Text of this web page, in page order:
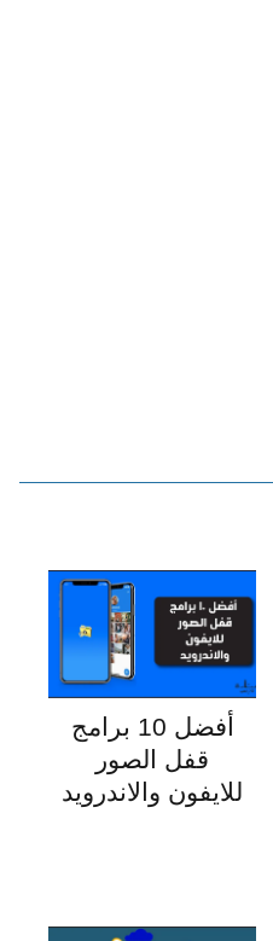
أفضل 10 برامج
قفل الصور
للايفون والاندرويد